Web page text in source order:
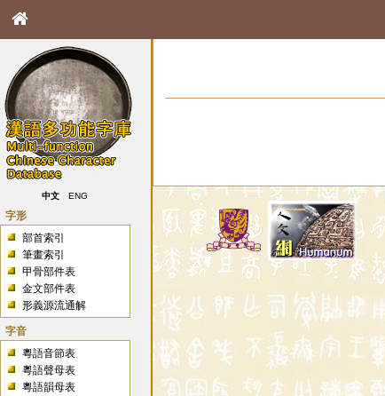
中文 ENG
字形
部首索引
筆畫索引
甲骨部件表
金文部件表
形義源流通解
字音
粵語音節表
粵語聲母表
粵語韻母表